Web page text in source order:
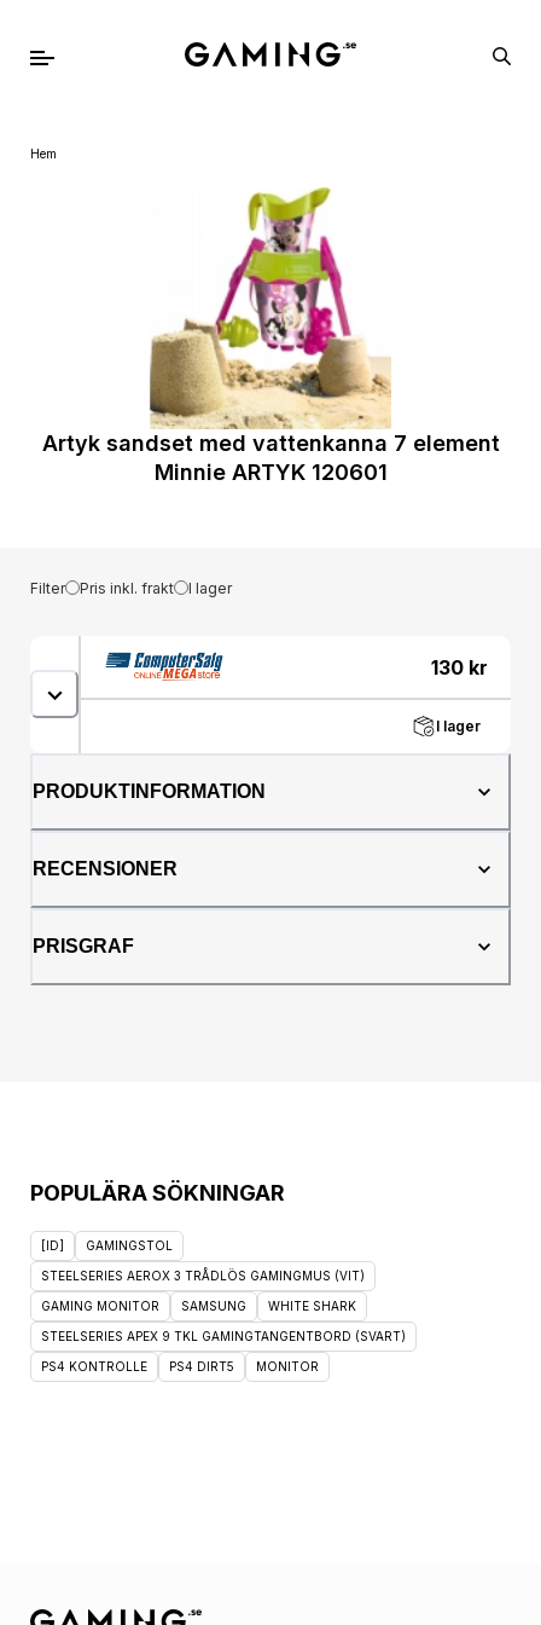
Hem
Artyk sandset med vattenkanna 7 element
Minnie ARTYK 120601
Filter Pris inkl. frakt I lager
130 kr
I lager
PRODUKTINFORMATION
RECENSIONER
PRISGRAF
POPULÄRA SÖKNINGAR
[ID] GAMINGSTOL
STEELSERIES AEROX 3 TRÅDLÖS GAMINGMUS (VIT)
GAMING MONITOR SAMSUNG WHITE SHARK
STEELSERIES APEX 9 TKL GAMINGTANGENTBORD (SVART)
PS4 KONTROLLE PS4 DIRT5 MONITOR